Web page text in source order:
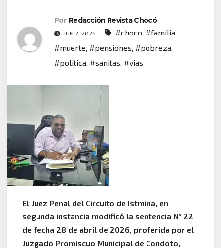
Por Redacción Revista Chocó
JUN 2, 2026 #choco, #familia,
#muerte, #pensiones, #pobreza,
#politica, #sanitas, #vias
El Juez Penal del Circuito de Istmina, en
segunda instancia modificó la sentencia N° 22
de fecha 28 de abril de 2026, proferida por el
Juzgado Promiscuo Municipal de Condoto,